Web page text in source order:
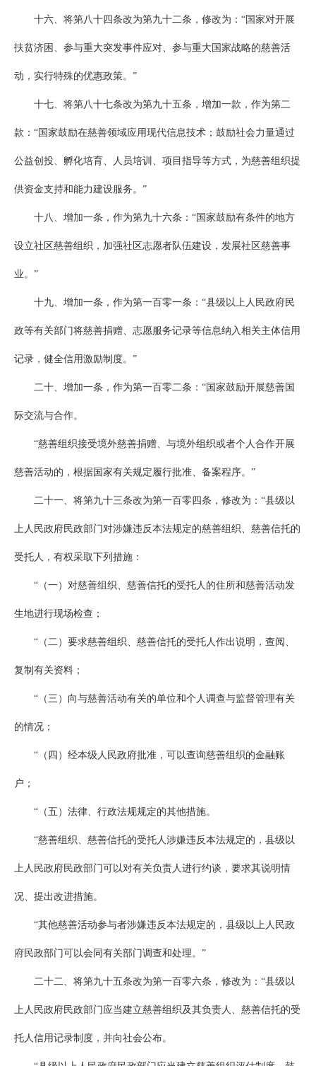
十六、将第八十四条改为第九十二条，修改为：“国家对开展
扶贫济困、参与重大突发事件应对、参与重大国家战略的慈善活
动，实行特殊的优惠政策。”
十七、将第八十七条改为第九十五条，增加一款，作为第二
款：“国家鼓励在慈善领域应用现代信息技术；鼓励社会力量通过
公益创投、孵化培育、人员培训、项目指导等方式，为慈善组织提
供资金支持和能力建设服务。”
十八、增加一条，作为第九十六条：“国家鼓励有条件的地方
设立社区慈善组织，加强社区志愿者队伍建设，发展社区慈善事
业。”
十九、增加一条，作为第一百零一条：“县级以上人民政府民
政等有关部门将慈善捐赠、志愿服务记录等信息纳入相关主体信用
记录，健全信用激励制度。”
二十、增加一条，作为第一百零二条：“国家鼓励开展慈善国
际交流与合作。
“慈善组织接受境外慈善捐赠、与境外组织或者个人合作开展
慈善活动的，根据国家有关规定履行批准、备案程序。”
二十一、将第九十三条改为第一百零四条，修改为：“县级以
上人民政府民政部门对涉嫌违反本法规定的慈善组织、慈善信托的
受托人，有权采取下列措施：
“（一）对慈善组织、慈善信托的受托人的住所和慈善活动发
生地进行现场检查；
“（二）要求慈善组织、慈善信托的受托人作出说明，查阅、
复制有关资料；
“（三）向与慈善活动有关的单位和个人调查与监督管理有关
的情况；
“（四）经本级人民政府批准，可以查询慈善组织的金融账
户；
“（五）法律、行政法规规定的其他措施。
“慈善组织、慈善信托的受托人涉嫌违反本法规定的，县级以
上人民政府民政部门可以对有关负责人进行约谈，要求其说明情
况、提出改进措施。
“其他慈善活动参与者涉嫌违反本法规定的，县级以上人民政
府民政部门可以会同有关部门调查和处理。”
二十二、将第九十五条改为第一百零六条，修改为：“县级以
上人民政府民政部门应当建立慈善组织及其负责人、慈善信托的受
托人信用记录制度，并向社会公布。